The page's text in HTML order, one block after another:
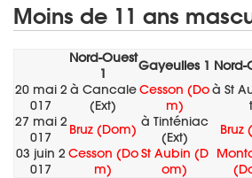
Moins de 11 ans
Nord-Ouest
1
Gayeulles 1 Nord-
20 mai 2
017
à Cancale
(Ext)
Cesson (Do
m)
à St
27 mai 2
017
Bruz (Dom) à Tinténiac
(Ext)
Bruz
03 juin 2
017
Cesson (Do
m)
St Aubin (D
om)